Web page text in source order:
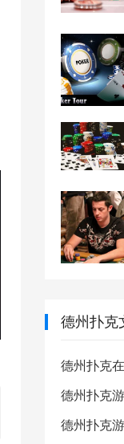
德州扑克
德州扑克
德州扑克
德州扑克